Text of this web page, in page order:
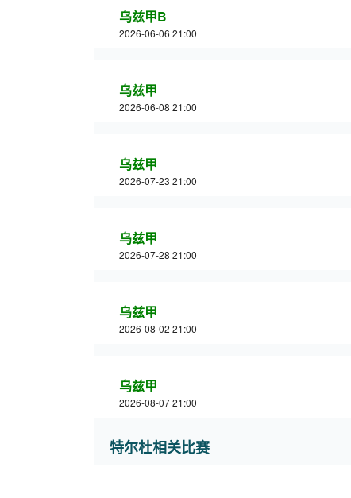
乌兹甲B
2026-06-06 21:00
乌兹甲
2026-06-08 21:00
乌兹甲
2026-07-23 21:00
乌兹甲
2026-07-28 21:00
乌兹甲
2026-08-02 21:00
乌兹甲
2026-08-07 21:00
特尔杜相关比赛